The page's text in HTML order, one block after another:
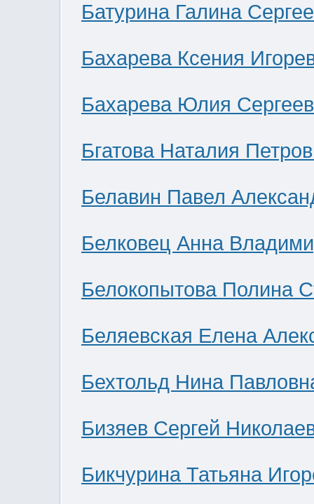
Батурина Галина
Бахарева Ксения
Бахарева Юлия
Бгатова Наталия
Белавин Павел
Белковец Анна
Белокопытова Полина
Беляевская Елена
Бехтольд Нина
Бизяев Сергей
Бикчурина Татьяна